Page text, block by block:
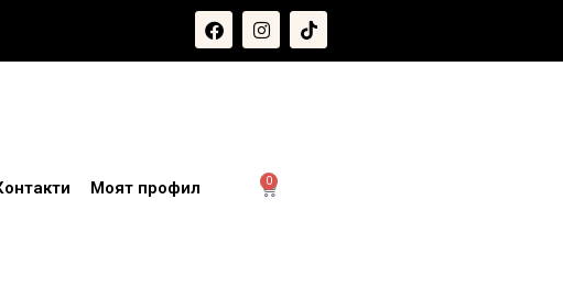
0
Моят профил